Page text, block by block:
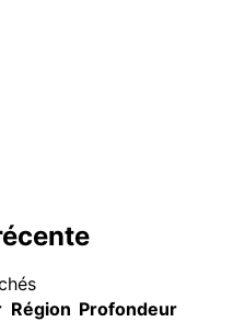
Région Profondeur